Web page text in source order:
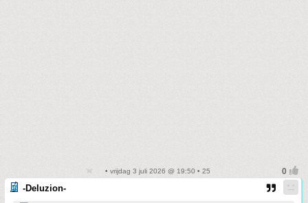
• vrijdag 3 juli 2026 @ 19:50 • 25
-Deluzion-